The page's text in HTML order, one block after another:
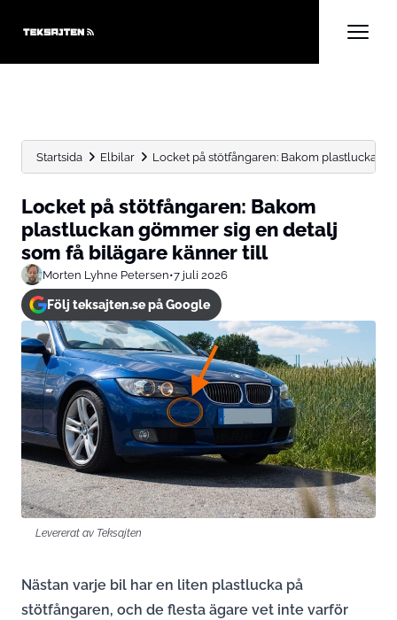
Startsida Elbilar Locket på stötfångaren: Bakom plastluckan
Locket på stötfångaren: Bakom
plastluckan gömmer sig en detalj
som få bilägare känner till
Morten Lyhne Petersen•7 juli 2026
Följ teksajten.se på Google
Levererat av Teksajten
Nästan varje bil har en liten plastlucka på
stötfångaren, och de flesta ägare vet inte varför